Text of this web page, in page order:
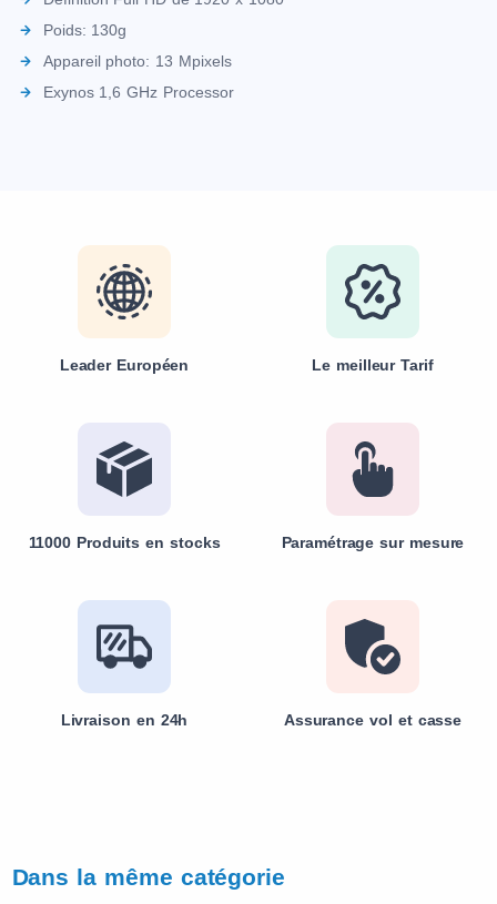
Poids: 130g
Appareil photo: 13 Mpixels
Exynos 1,6 GHz Processor
Leader Européen Le meilleur Tarif
11000 Produits en stocks Paramétrage sur mesure
Livraison en 24h Assurance vol et casse
Dans la même catégorie